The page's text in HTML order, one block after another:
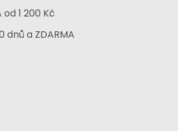
1 200 Kč
a ZDARMA